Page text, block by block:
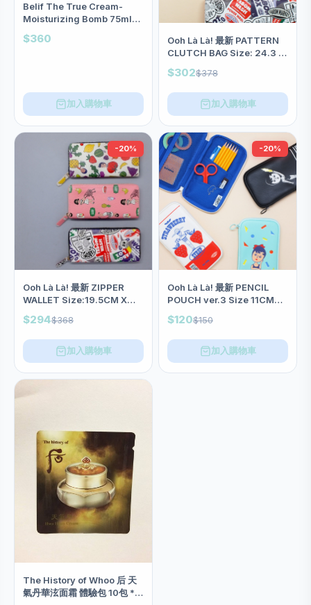
Belif The True Cream-
Moisturizing Bomb 75ml
26小時長效保濕面霜 <加大版
>
$360
加入購物車
Ooh Là Là! 最新 PATTERN
CLUTCH BAG Size: 24.3 X
$302$378
加入購物車
-20%
Ooh Là Là! 最新 ZIPPER
WALLET Size:19.5CM X
$294$368
加入購物車
-20%
Ooh Là Là! 最新 PENCIL
POUCH ver.3 Size 11CM
>
$120$150
加入購物車
The History of Whoo 后 天
氣丹華泫面霜 體驗包 10包 *開